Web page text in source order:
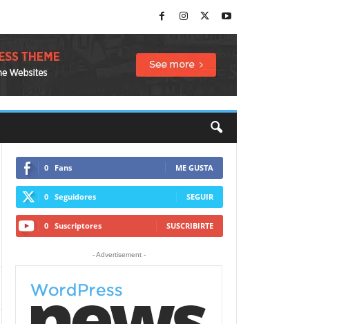
0 Fans ME GUSTA
0 Seguidores SEGUIR
0 Suscriptores SUSCRIBIRTE
- Advertisement -